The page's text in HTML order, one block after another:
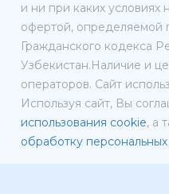
и ни при каких условиях
офертой, определяемой
Гражданского кодекса
Узбекистан.Наличие и
операторов. Сайт
Используя сайт, Вы
использования cookie, а
обработку